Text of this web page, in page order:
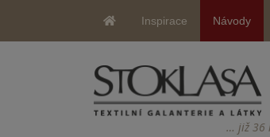
Inspirace Návody
… již 36